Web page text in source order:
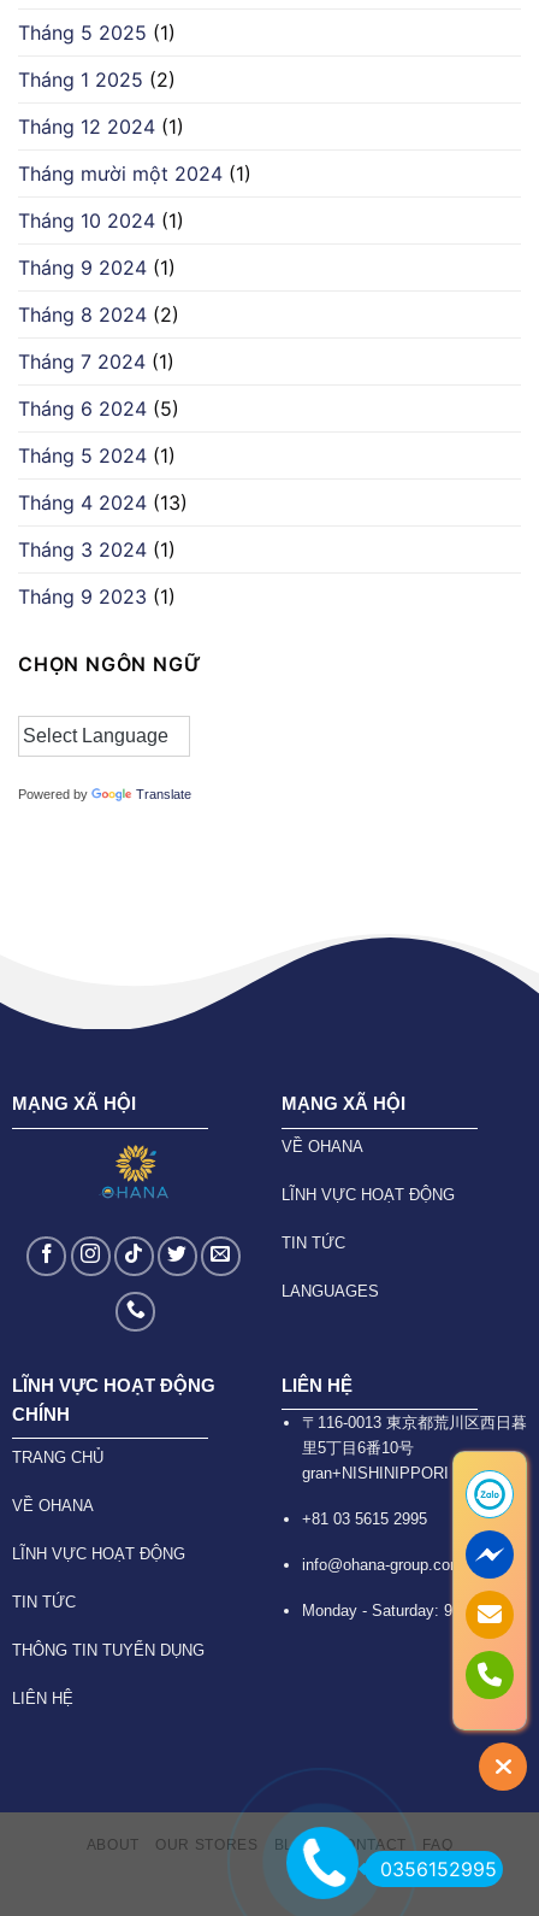
Tháng 5 2025 (1)
Tháng 1 2025 (2)
Tháng 12 2024 (1)
Tháng mười một 2024 (1)
Tháng 10 2024 (1)
Tháng 9 2024 (1)
Tháng 8 2024 (2)
Tháng 7 2024 (1)
Tháng 6 2024 (5)
Tháng 5 2024 (1)
Tháng 4 2024 (13)
Tháng 3 2024 (1)
Tháng 9 2023 (1)
CHỌN NGÔN NGỮ
Powered by Translate
MẠNG XÃ HỘI MẠNG XÃ HỘI
VỀ OHANA
LĨNH VỰC HOẠT ĐỘNG
TIN TỨC
LANGUAGES
LĨNH VỰC HOẠT ĐỘNG
CHÍNH
TRANG CHỦ
VỀ OHANA
LĨNH VỰC HOẠT ĐỘNG
TIN TỨC
THÔNG TIN TUYỂN DỤNG
LIÊN HỆ
LIÊN HỆ
〒116-0013 東京都荒川区西日暮
里5丁目6番10号
gran+NISHINIPPORI 6F
+81 03 5615 2995
info@ohana-group.com
Monday - Saturday: 9:30 -18:30
ABOUT OUR STORES BLOG CONTACT FAQ
0356152995